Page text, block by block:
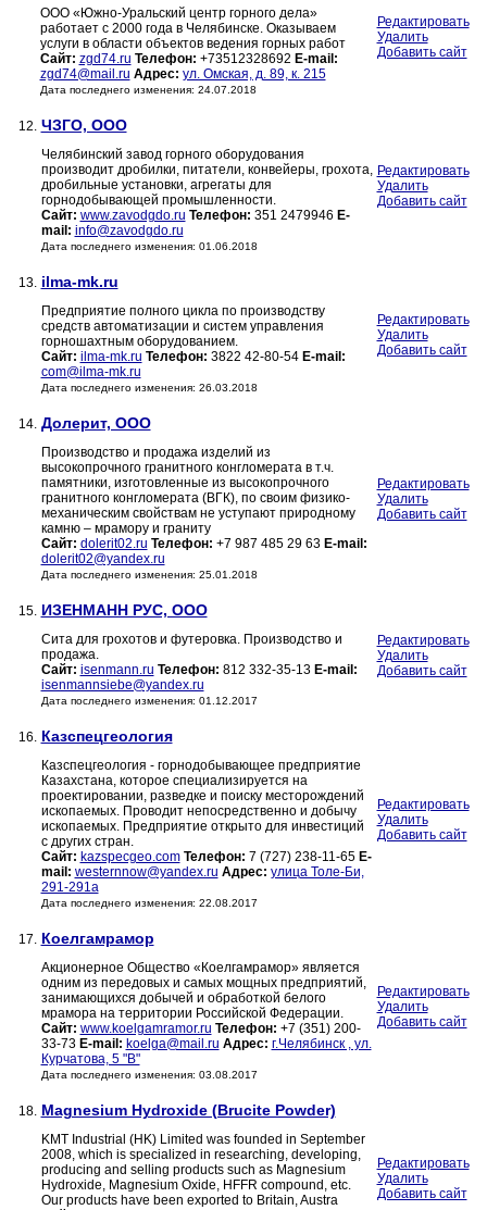
ООО «Южно-Уральский центр горного дела»
работает с 2000 года в Челябинске. Оказываем
услуги в области объектов ведения горных работ
Сайт: zgd74.ru Телефон: +73512328692 E-mail:
zgd74@mail.ru Адрес: ул. Омская, д. 89, к. 215
Дата последнего изменения: 24.07.2018
Редактировать
Удалить
Добавить сайт
12. ЧЗГО, ООО
Челябинский завод горного оборудования
производит дробилки, питатели, конвейеры, грохота,
дробильные установки, агрегаты для
горнодобывающей промышленности.
Сайт: www.zavodgdo.ru Телефон: 351 2479946 E-
mail: info@zavodgdo.ru
Дата последнего изменения: 01.06.2018
Редактировать
Удалить
Добавить сайт
13. ilma-mk.ru
Предприятие полного цикла по производству
средств автоматизации и систем управления
горношахтным оборудованием.
Сайт: ilma-mk.ru Телефон: 3822 42-80-54 E-mail:
com@ilma-mk.ru
Дата последнего изменения: 26.03.2018
Редактировать
Удалить
Добавить сайт
14. Долерит, ООО
Производство и продажа изделий из
высокопрочного гранитного конгломерата в т.ч.
памятники, изготовленные из высокопрочного
гранитного конгломерата (ВГК), по своим физико-
механическим свойствам не уступают природному
камню – мрамору и граниту
Сайт: dolerit02.ru Телефон: +7 987 485 29 63 E-mail:
dolerit02@yandex.ru
Дата последнего изменения: 25.01.2018
Редактировать
Удалить
Добавить сайт
15. ИЗЕНМАНН РУС, ООО
Сита для грохотов и футеровка. Производство и
продажа.
Сайт: isenmann.ru Телефон: 812 332-35-13 E-mail:
isenmannsiebe@yandex.ru
Дата последнего изменения: 01.12.2017
Редактировать
Удалить
Добавить сайт
16. Казспецгеология
Казспецгеология - горнодобывающее предприятие
Казахстана, которое специализируется на
проектировании, разведке и поиску месторождений
ископаемых. Проводит непосредственно и добычу
ископаемых. Предприятие открыто для инвестиций
с других стран.
Сайт: kazspecgeo.com Телефон: 7 (727) 238-11-65 E-
mail: westernnow@yandex.ru Адрес: улица Толе-Би,
291-291а
Дата последнего изменения: 22.08.2017
Редактировать
Удалить
Добавить сайт
17. Коелгамрамор
Акционерное Общество «Коелгамрамор» является
одним из передовых и самых мощных предприятий,
занимающихся добычей и обработкой белого
мрамора на территории Российской Федерации.
Сайт: www.koelgamramor.ru Телефон: +7 (351) 200-
33-73 E-mail: koelga@mail.ru Адрес: г.Челябинск , ул.
Курчатова, 5 "В"
Дата последнего изменения: 03.08.2017
Редактировать
Удалить
Добавить сайт
18. Magnesium Hydroxide (Brucite Powder)
KMT Industrial (HK) Limited was founded in September
2008, which is specialized in researching, developing,
producing and selling products such as Magnesium
Hydroxide, Magnesium Oxide, HFFR compound, etc.
Our products have been exported to Britain, Austra
Редактировать
Удалить
Добавить сайт